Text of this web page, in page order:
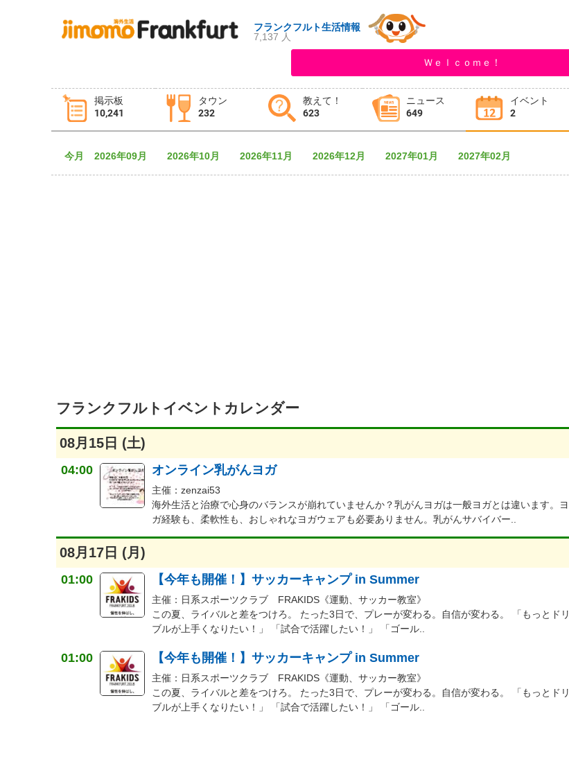
フランクフルト生活情報
7,137 人
Ｗｅｌｃｏｍｅ！
掲示板
10,241
タウン
232
教えて！
623
ニュース
649
イベント
2
タウン情報
今月 2026年09月 2026年10月 2026年11月 2026年12月 2027年01月 2027年02月
フランクフルトイベントカレンダー
08月15日 (土)
04:00 オンライン乳がんヨガ
主催：zenzai53
海外生活と治療で心身のバランスが崩れていませんか？乳がんヨガは一般ヨガとは違います。ヨ
ガ経験も、柔軟性も、おしゃれなヨガウェアも必要ありません。乳がんサバイバー..
08月17日 (月)
01:00 【今年も開催！】サッカーキャンプ in Summer
主催：日系スポーツクラブ FRAKIDS《運動、サッカー教室》
この夏、ライバルと差をつけろ。 たった3日で、プレーが変わる。自信が変わる。 「もっとドリ
ブルが上手くなりたい！」 「試合で活躍したい！」 「ゴール..
01:00 【今年も開催！】サッカーキャンプ in Summer
主催：日系スポーツクラブ FRAKIDS《運動、サッカー教室》
この夏、ライバルと差をつけろ。 たった3日で、プレーが変わる。自信が変わる。 「もっとドリ
ブルが上手くなりたい！」 「試合で活躍したい！」 「ゴール..